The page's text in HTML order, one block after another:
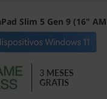
Slim 5 Gen 9 (16"